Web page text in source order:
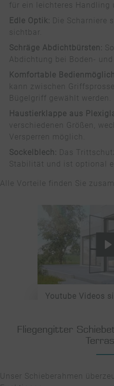
für ein leichteres Handling
Edle Optik: Die Scharniere
sichtbar.
Schräge Abdichtbürsten:
Abdichtung bei Boden- und
Komfortable
kann zwischen
Bügelgriff gewählt werden.
Haustierklappe aus
verschiedenen Größen,
Versperren möglich.
Sockelblech: Das
Stabilität und ist optional
Alle Vorteile finden Sie
Youtube Videos
können, aktivieren
dem Laden des
die
Fliegengitter
Unser Schieberahmen